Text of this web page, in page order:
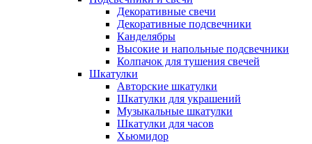
Декоративные свечи
Декоративные подсвечники
Канделябры
Высокие и напольные подсвечники
Колпачок для тушения свечей
Шкатулки
Авторские шкатулки
Шкатулки для украшений
Музыкальные шкатулки
Шкатулки для часов
Хьюмидор